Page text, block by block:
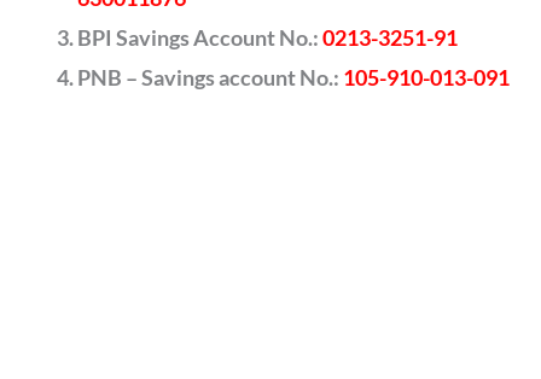
BPI Savings Account No.:0213-3251-91
PNB – Savings account No.: 105-910-013-091